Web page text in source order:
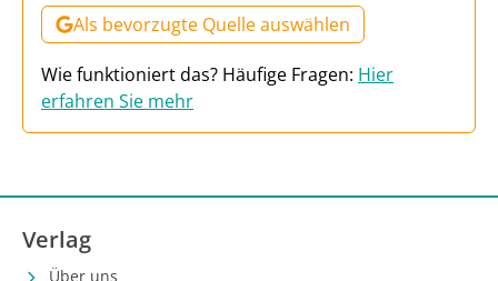
Als bevorzugte Quelle auswählen
Wie funktioniert das? Häufige Fragen: Hier
erfahren Sie mehr
Verlag
Über uns